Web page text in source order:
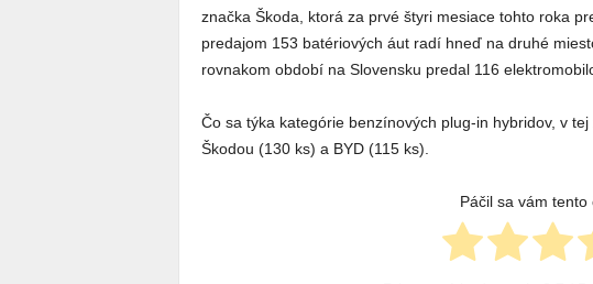
značka Škoda, ktorá za prvé štyri mesiace tohto roka
predajom 153 batériových áut radí hneď na druhé
rovnakom období na Slovensku predal 116
Čo sa týka kategórie benzínových plug-in hybridov, v
Škodou (130 ks) a BYD (115 ks).
Páčil sa vám tento